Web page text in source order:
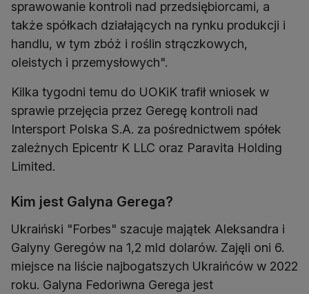
sprawowanie kontroli nad przedsiębiorcami, a
także spółkach działających na rynku produkcji i
handlu, w tym zbóż i roślin strączkowych,
oleistych i przemysłowych".
Kilka tygodni temu do UOKiK trafił wniosek w
sprawie przejęcia przez Geregę kontroli nad
Intersport Polska S.A. za pośrednictwem spółek
zależnych Epicentr K LLC oraz Paravita Holding
Limited.
Kim jest Galyna Gerega?
Ukraiński "Forbes" szacuje majątek Aleksandra i
Galyny Geregów na 1,2 mld dolarów. Zajęli oni 6.
miejsce na liście najbogatszych Ukraińców w 2022
roku. Galyna Fedoriwna Gerega jest